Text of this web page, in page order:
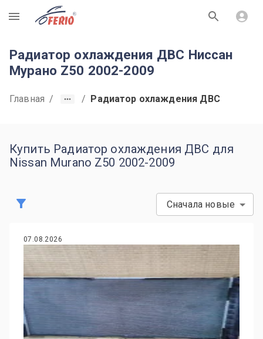
R
Радиатор охлаждения ДВС Ниссан
Мурано Z50 2002-2009
Главная / / Радиатор охлаждения ДВС
Купить Радиатор охлаждения ДВС для
Nissan Murano Z50 2002-2009
Сначала новые
07.08.2026